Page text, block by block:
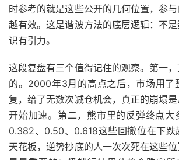
时参考的就是这些公开的几何位置，参
越有效。这是谐波方法的底层逻辑：不
识有引力。
这段复盘有三个值得记住的观察。第一
的。2000年3月的高点之后，市场用了
复，给了无数次减仓机会，真正的崩塌
开始加速。第二，熊市里的反弹终点大
0.382、0.50、0.618这些回撤位在下跌
天花板，逆势抄底的人一次次死在这些